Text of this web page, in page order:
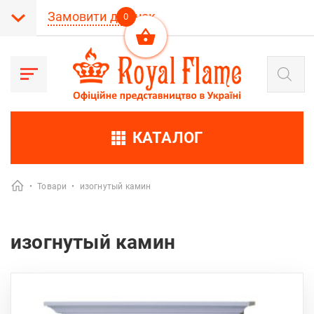
Замовити дзвінок
Products
search
КАТАЛОГ
• Товари • изогнутый камин
изогнутый камин
0